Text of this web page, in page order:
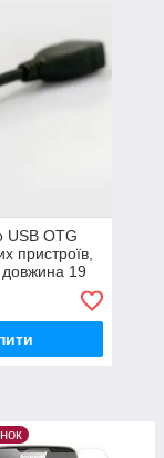
USB OTG
пристроїв,
довжина 19